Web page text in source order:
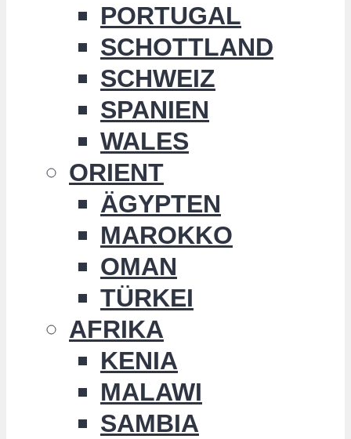
PORTUGAL
SCHOTTLAND
SCHWEIZ
SPANIEN
WALES
ORIENT
ÄGYPTEN
MAROKKO
OMAN
TÜRKEI
AFRIKA
KENIA
MALAWI
SAMBIA